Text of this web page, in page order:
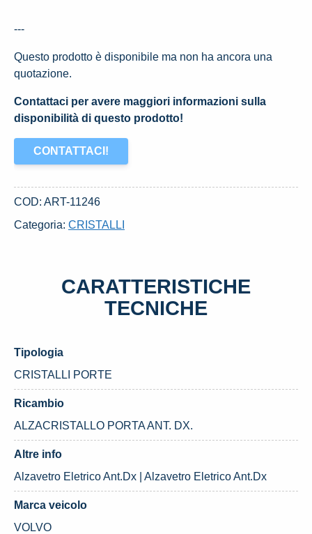
---
Questo prodotto è disponibile ma non ha ancora una
quotazione.
Contattaci per avere maggiori informazioni sulla
disponibilità di questo prodotto!
CONTATTACI!
COD: ART-11246
Categoria: CRISTALLI
CARATTERISTICHE
TECNICHE
Tipologia
CRISTALLI PORTE
Ricambio
ALZACRISTALLO PORTA ANT. DX.
Altre info
Alzavetro Eletrico Ant.Dx | Alzavetro Eletrico Ant.Dx
Marca veicolo
VOLVO